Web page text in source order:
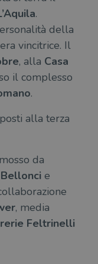
.
della
vincitrice. Il
, alla Casa
il complesso
.
alla terza
da
e
, media
Feltrinelli
Sessione